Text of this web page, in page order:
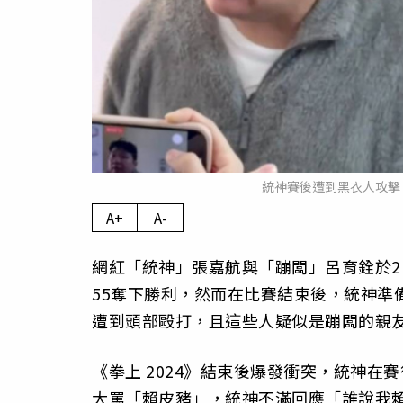
統神賽後遭到黑衣人攻
A+ A-
網紅「統神」張嘉航與「蹦闆」呂育銓
55奪下勝利，然而在比賽結束後，統神
遭到頭部毆打，且這些人疑似是蹦闆的親
《拳上 2024》結束後爆發衝突，統神在
大罵「賴皮豬」，統神不滿回應「誰說